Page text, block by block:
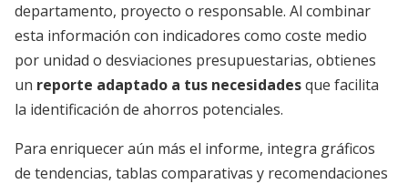
departamento, proyecto o responsable. Al combinar
esta información con indicadores como coste medio
por unidad o desviaciones presupuestarias, obtienes
un reporte adaptado a tus necesidadesque facilita
la identificación de ahorros potenciales.
Para enriquecer aún más el informe, integra gráficos
de tendencias, tablas comparativas y recomendaciones